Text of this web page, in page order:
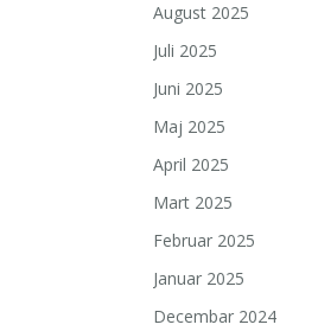
August 2025
Juli 2025
Juni 2025
Maj 2025
April 2025
Mart 2025
Februar 2025
Januar 2025
Decembar 2024